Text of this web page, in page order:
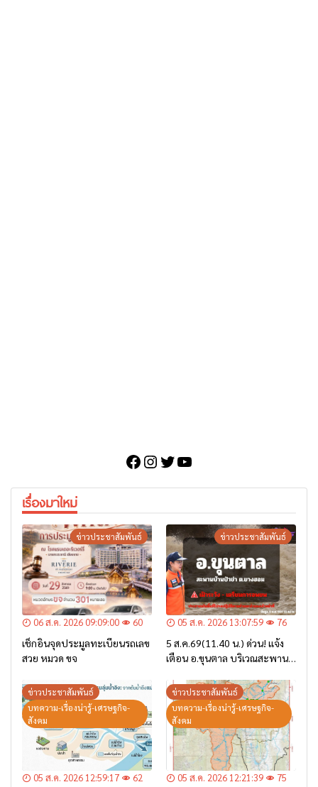
Facebook
Instagram
Twitter
YouTube
เรื่องมาใหม่
ข่าวประชาสัมพันธ์
06 ส.ค. 2026 09:09:00 60
เช็กอินจุดประมูลทะเบียนรถเลข
สวย หมวด ขจ
ข่าวประชาสัมพันธ์
05 ส.ค. 2026 13:07:59 76
5 ส.ค.69(11.40 น.) ด่วน! แจ้ง
เตือน อ.ขุนตาล บริเวณสะพาน
– เตรียมการอพยพ”
ข่าวประชาสัมพันธ์
บทความ-เรื่องน่ารู้-เศรษฐกิจ-
สังคม
05 ส.ค. 2026 12:59:17 62
ข่าวประชาสัมพันธ์
บทความ-เรื่องน่ารู้-เศรษฐกิจ-
สังคม
05 ส.ค. 2026 12:21:39 75